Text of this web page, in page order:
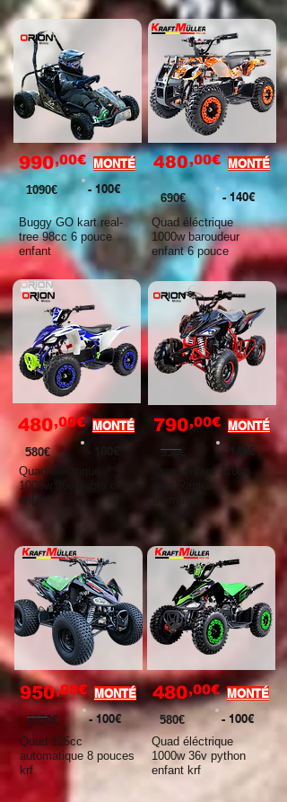
990,00€ MONTÉ
1090€ - 100€
Buggy GO kart real-
tree 98cc 6 pouce
enfant
480,00€ MONTÉ
690€ - 140€
Quad éléctrique
1000w baroudeur
enfant 6 pouce
480,00€ MONTÉ
580€
Quad éléctrique
1000w 36v cobra orion
enfant
790,00€ MONTÉ
930€ - 140€
Quad enfant 110cc
950,00€ MONTÉ
1050€ - 100€
Quad 125cc
automatique 8 pouces
krf
480,00€ MONTÉ
580€ - 100€
Quad éléctrique
1000w 36v python
enfant krf